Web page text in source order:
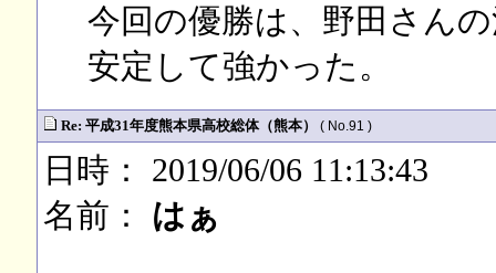
今回の優勝は、野田さん
安定して強かった。
Re: 平成31年度熊本県高校総体（熊本） ( No.91 )
日時： 2019/06/06 11:13:43
名前： はぁ